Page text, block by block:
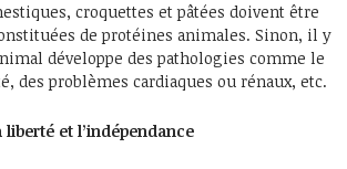
croquettes et pâtées doivent être
de protéines animales. Sinon, il y
développe des pathologies comme le
des problèmes cardiaques ou rénaux, etc.
liberté et l’indépendance